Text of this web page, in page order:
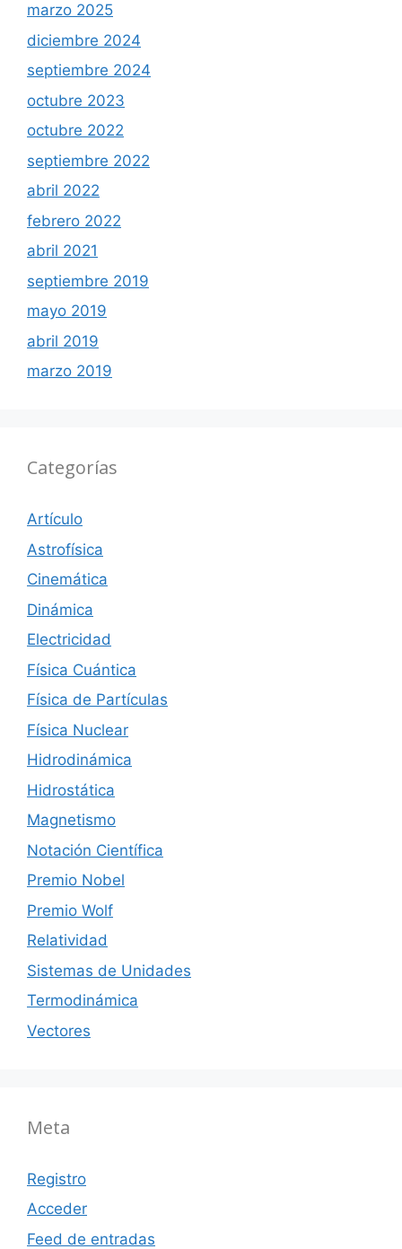
marzo 2025
diciembre 2024
septiembre 2024
octubre 2023
octubre 2022
septiembre 2022
abril 2022
febrero 2022
abril 2021
septiembre 2019
mayo 2019
abril 2019
marzo 2019
Categorías
Artículo
Astrofísica
Cinemática
Dinámica
Electricidad
Física Cuántica
Física de Partículas
Física Nuclear
Hidrodinámica
Hidrostática
Magnetismo
Notación Científica
Premio Nobel
Premio Wolf
Relatividad
Sistemas de Unidades
Termodinámica
Vectores
Meta
Registro
Acceder
Feed de entradas